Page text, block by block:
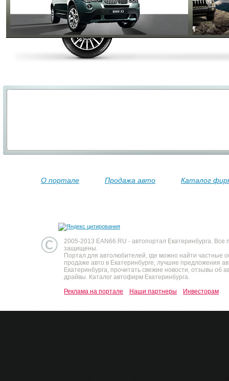
О портале Продажа авто Каталог
2005-2013 EAN66.RU - автопортал Екатеринбурга. Все
защищены.
Портал для автолюбителей, где можно найти частные
продаже авто в Екатеринбурге, лучшие предложения
Екатеринбурга, прочитать свежие новости, отзывы об
драйвы. Каталог автофирм Екатеринбурга.
Реклама на портале
Наши партнеры Инвесторам